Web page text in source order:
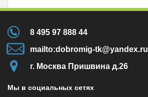
8 495 97 888 44
mailto:dobromig-tk@yandex.ru
г. Москва Пришвина д.26
Мы в социальных сетях